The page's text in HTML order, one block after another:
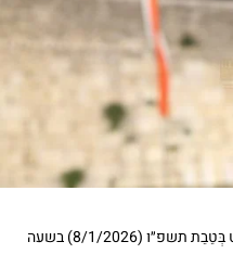
השבעה הגנת הגבולות ביום יום חמישי י״ט בְּטֵבֵת תשפ״ו (8/1/2026) בשעה